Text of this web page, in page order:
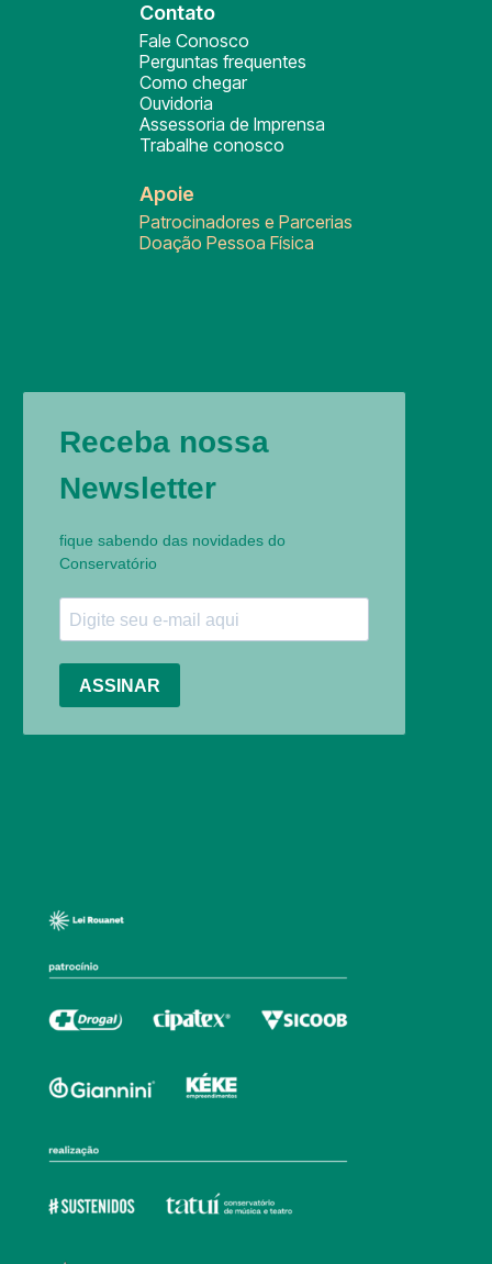
Contato
Fale Conosco
Perguntas frequentes
Como chegar
Ouvidoria
Assessoria de Imprensa
Trabalhe conosco
Apoie
Patrocinadores e Parcerias
Doação Pessoa Física